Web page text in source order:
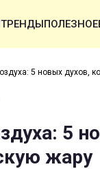
ТРЕНДЫПОЛЕЗНОЕ
5 новых духов,
5
жару